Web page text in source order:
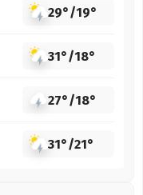
29°/19°
31°/18°
27°/18°
31°/21°